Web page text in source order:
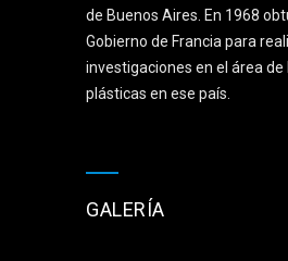
de Buenos Aires. En 1968
Gobierno de Francia para
investigaciones en el área de
plásticas en ese país.
GALERÍA